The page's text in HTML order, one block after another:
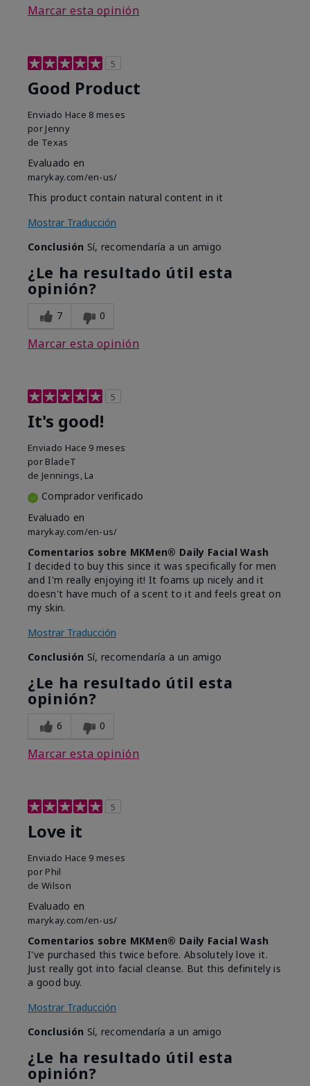
Marcar esta opinión
5
Good Product
Enviado Hace 8 meses
por Jenny
de Texas
Evaluado en
marykay.com/en-us/
This product contain natural content in it
Mostrar Traducción
Conclusión Sí, recomendaría a un amigo
¿Le ha resultado útil esta
opinión?
7 0
Marcar esta opinión
5
It's good!
Enviado Hace 9 meses
por BladeT
de Jennings, La
Comprador verificado
Evaluado en
marykay.com/en-us/
Comentarios sobre MKMen® Daily Facial Wash
I decided to buy this since it was specifically for men
and I'm really enjoying it! It foams up nicely and it
doesn't have much of a scent to it and feels great on
my skin.
Mostrar Traducción
Conclusión Sí, recomendaría a un amigo
¿Le ha resultado útil esta
opinión?
6 0
Marcar esta opinión
5
Love it
Enviado Hace 9 meses
por Phil
de Wilson
Evaluado en
marykay.com/en-us/
Comentarios sobre MKMen® Daily Facial Wash
I've purchased this twice before. Absolutely love it.
Just really got into facial cleanse. But this definitely is
a good buy.
Mostrar Traducción
Conclusión Sí, recomendaría a un amigo
¿Le ha resultado útil esta
opinión?